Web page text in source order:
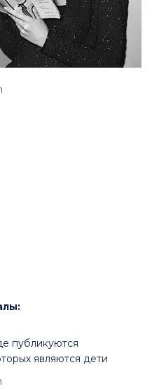
публикуются
являются дети